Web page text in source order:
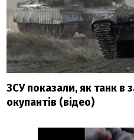
ЗСУ показали, як танк в
окупантів (відео)